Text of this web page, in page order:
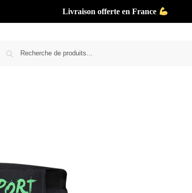
Livraison offerte en France